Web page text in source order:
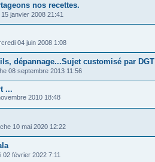
nos recettes.
janvier 2008 21:41
04 juin 2008 1:08
dépannage...Sujet customisé par DGT
08 septembre 2013 11:56
...
2010 18:48
10 mai 2020 12:22
02 février 2022 7:11